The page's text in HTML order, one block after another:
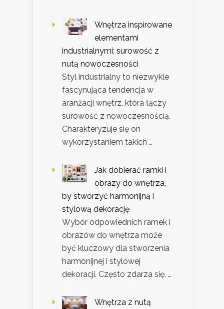
Wnętrza inspirowane
elementami
industrialnymi: surowość z
nutą nowoczesności
Styl industrialny to niezwykle
fascynująca tendencja w
aranżacji wnętrz, która łączy
surowość z nowoczesnością.
Charakteryzuje się on
wykorzystaniem takich …
Jak dobierać ramki i
obrazy do wnętrza,
by stworzyć harmonijną i
stylową dekorację
Wybór odpowiednich ramek i
obrazów do wnętrza może
być kluczowy dla stworzenia
harmonijnej i stylowej
dekoracji. Często zdarza się, …
Wnętrza z nutą